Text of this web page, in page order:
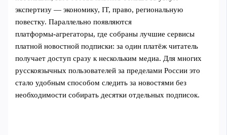
экспертизу — экономику, IT, право, региональную
повестку. Параллельно появляются
платформы‑агрегаторы, где собраны лучшие сервисы
платной новостной подписки: за один платёж читатель
получает доступ сразу к нескольким медиа. Для многих
русскоязычных пользователей за пределами России это
стало удобным способом следить за новостями без
необходимости собирать десятки отдельных подписок.